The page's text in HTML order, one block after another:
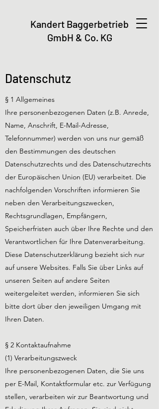
Kandert Baggerbetrieb
GmbH & Co. KG
Datenschutz
§ 1 Allgemeines
Ihre personenbezogenen Daten (z.B. Anrede,
Name, Anschrift, E-Mail-Adresse,
Telefonnummer) werden von uns nur gemäß
den Bestimmungen des deutschen
Datenschutzrechts und des Datenschutzrechts
der Europäischen Union (EU) verarbeitet. Die
nachfolgenden Vorschriften informieren Sie
neben den Verarbeitungszwecken,
Rechtsgrundlagen, Empfängern,
Speicherfristen auch über Ihre Rechte und den
Verantwortlichen für Ihre Datenverarbeitung.
Diese Datenschutzerklärung bezieht sich nur
auf unsere Websites. Falls Sie über Links auf
unseren Seiten auf andere Seiten
weitergeleitet werden, informieren Sie sich
bitte dort über den jeweiligen Umgang mit
Ihren Daten.
§ 2 Kontaktaufnahme
(1) Verarbeitungszweck
Ihre personenbezogenen Daten, die Sie uns
per E-Mail, Kontaktformular etc. zur Verfügung
stellen, verarbeiten wir zur Beantwortung und